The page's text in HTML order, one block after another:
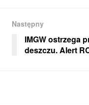
Następny
IMGW ostrzega
deszczu. Alert